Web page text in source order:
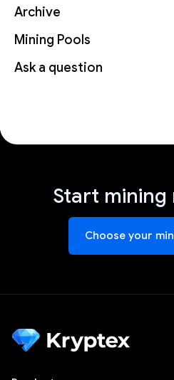
Archive
Mining Pools
Ask a question
Start mining
Choose your